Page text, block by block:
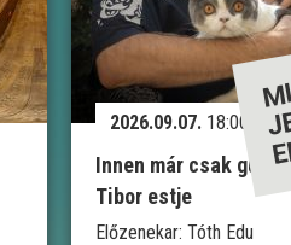
2026.09.07. 18:00
Innen már csak
Tibor estje
Előzenekar: Tóth Edu